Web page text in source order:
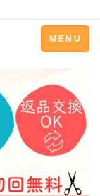
Toggle
navigation
MENU